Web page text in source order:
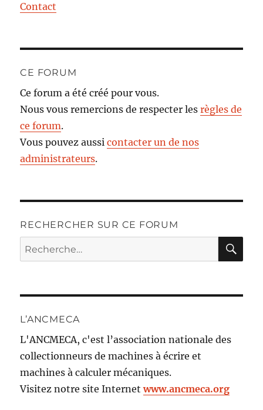
Contact
CE FORUM
Ce forum a été créé pour vous.
Nous vous remercions de respecter lesrègles de
ce forum.
Vous pouvez aussicontacter un de nos
administrateurs.
RECHERCHER SUR CE FORUM
Recherche
pour :
L’ANCMECA
L'ANCMECA, c'est l’association nationale des
collectionneurs de machines à écrire et
machines à calculer mécaniques.
Visitez notre site Internetwww.ancmeca.org